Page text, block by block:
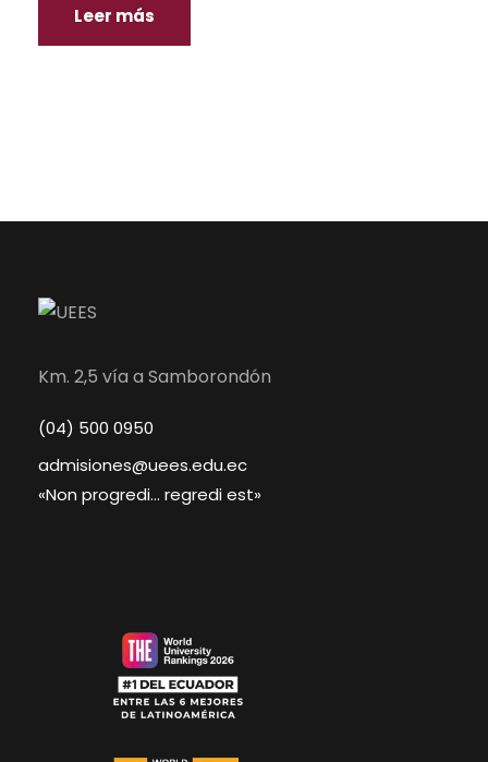
Leer más
Km. 2,5 vía a Samborondón
(04) 500 0950
admisiones@uees.edu.ec
«Non progredi… regredi est»